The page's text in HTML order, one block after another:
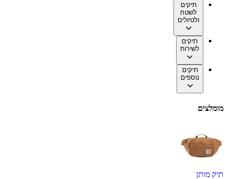
תיקים
לשטח
ולטיולים
תיקים
לשירות
תיקים
נוספים
מומלצים
תיק מותן